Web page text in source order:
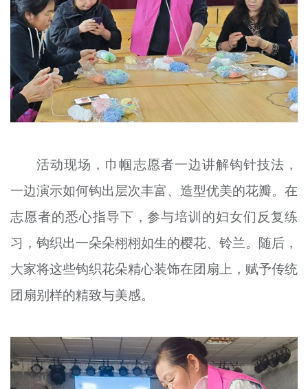
活动现场，巾帼志愿者一边讲解钩针技法，
一边演示如何钩出层次丰富、造型优美的花瓣。在
志愿者的悉心指导下，参与培训的妇女们反复练
习，钩织出一朵朵栩栩如生的樱花、铃兰。随后，
大家将这些钩织花朵精心装饰在团扇上，赋予传统
团扇别样的精致与美感。